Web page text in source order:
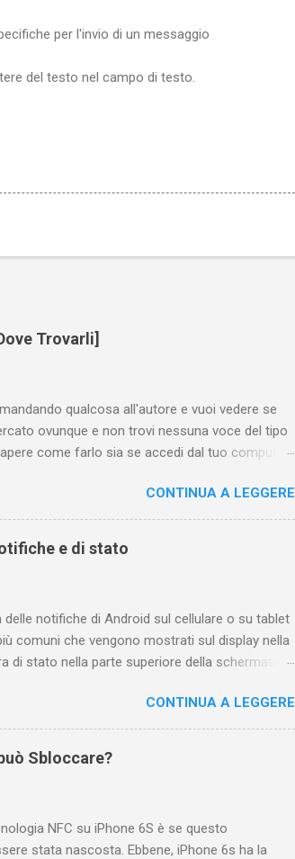
per l'invio di un messaggio
del testo nel campo di testo.
Trovarli]
qualcosa all'autore e vuoi vedere se
ovunque e non trovi nessuna voce del tipo
come farlo sia se accedi dal tuo computer
lasciati sotto un video qualche tempo fa.
po' di tempo prima di trovare questa funzione
modo si potesse chiamare questo "posto".
di YouTube, lasciati sotto ai video di altri
ha avuto già da molto tempo una o più
CONTINUA A LEGGERE
e di stato
notifiche di Android sul cellulare o su tablet
comuni che vengono mostrati sul display nella
stato nella parte superiore della schermata
tra due gruppi di icone, con posizione
sinistra forniscono informazioni relative alle
non conoscete il significato di una di queste
i dettagli. Le icone a destra
livello di carica della batteria e la connessione
CONTINUA A LEGGERE
Sbloccare?
NFC su iPhone 6S è se questo
stata nascosta. Ebbene, iPhone 6s ha la